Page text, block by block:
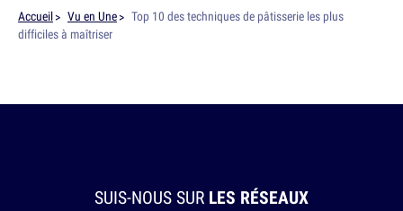
Accueil Vu en Une
Top 10 des techniques de pâtisserie les plus
difficiles à maîtriser
SUIS-NOUS SUR LES RÉSEAUX